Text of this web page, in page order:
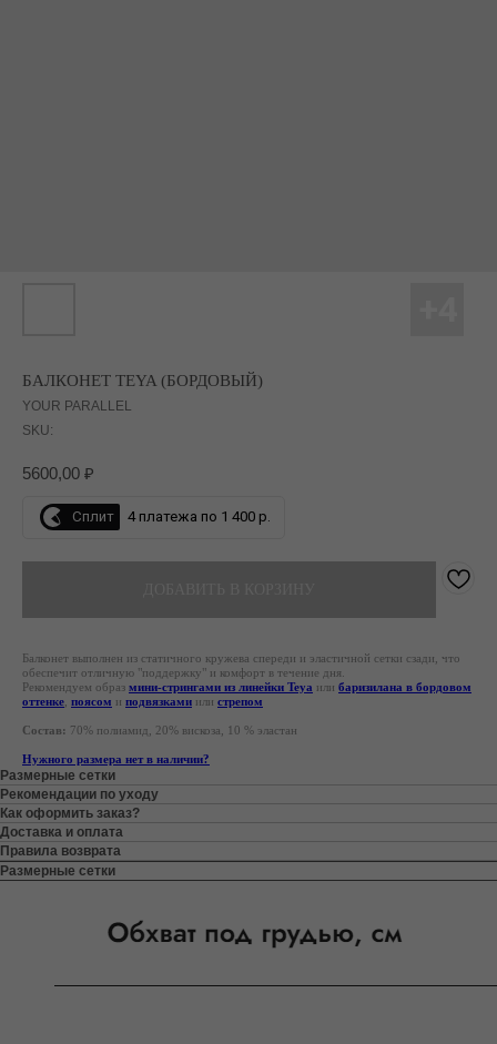
БАЛКОНЕТ TEYA (БОРДОВЫЙ)
YOUR PARALLEL
SKU:
5600,00 ₽
Сплит 4 платежа по 1 400 р.
Балконет выполнен из статичного кружева спереди и эластичной сетки сзади, что
обеспечит отличную "поддержку" и комфорт в течение дня.
Рекомендуем образ мини-стрингами из линейки Teya или баризилана в бордовом
оттенке поясом и подвязками или стрепом
Состав: 70% полиамид, 20% вискоза, 10 % эластан
Нужного размера нет в наличии?
Размерные сетки
Рекомендации по уходу
Как оформить заказ?
Доставка и оплата
Правила возврата
Размерные сетки